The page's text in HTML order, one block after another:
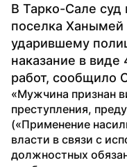
В Тарко-Сале
поселка Ханымей
ударившему
наказание в виде
работ, сообщило
«Мужчина признан
преступления,
(«Применение
власти в связи с
должностных